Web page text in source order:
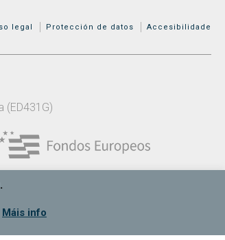
ADICIONAL
legal Protección de datos Accesibilidade
(ED431G)
Máis info